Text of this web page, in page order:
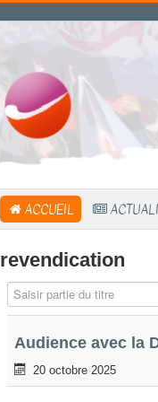
ACCUEIL
revendication
Saisir partie du titre
Audience avec la
20 octobre 2025